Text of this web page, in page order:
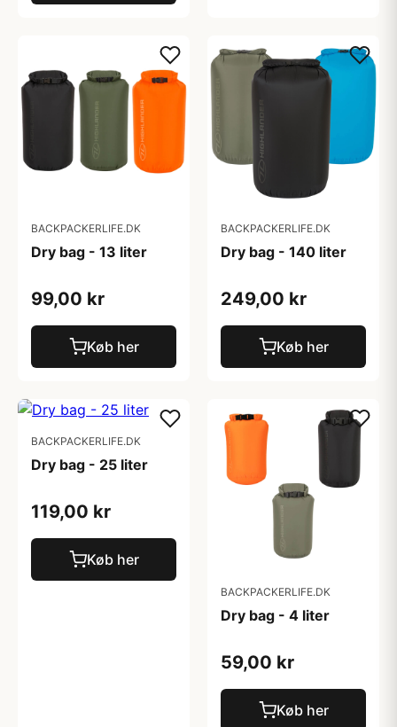
BACKPACKERLIFE.DK
Dry bag - 13 liter
99,00 kr
Køb her
BACKPACKERLIFE.DK
Dry bag - 140 liter
249,00 kr
Køb her
BACKPACKERLIFE.DK
Dry bag - 25 liter
119,00 kr
Køb her
BACKPACKERLIFE.DK
Dry bag - 4 liter
59,00 kr
Køb her